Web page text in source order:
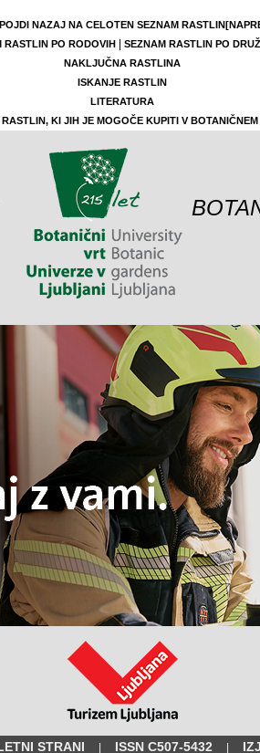
POJDI NAZAJ NA CELOTEN SEZNAM RASTLIN
RASTLIN PO RODOVIH|
SEZNAM RASTLIN PO
NAKLJUČNA RASTLINA
ISKANJE RASTLIN
LITERATURA
KI JIH JE MOGOČE KUPITI V BOTANIČNEM
STRANI ISSN C507-5432